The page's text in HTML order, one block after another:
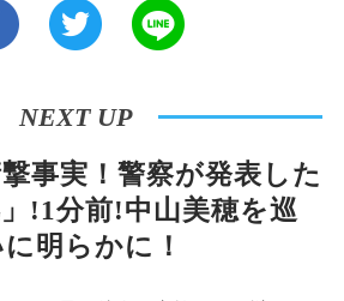
NEXT UP
事実！警察が発表した
」!1分前!中山美穂を巡
明らかに！